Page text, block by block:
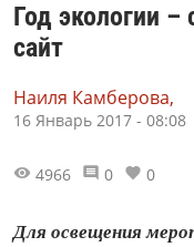
Год экологии
сайт
Наиля Камберова,
16 Январь 2017 - 08:08
4966 0 0
Для освещения